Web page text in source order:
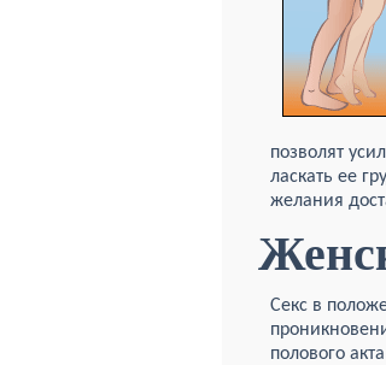
позволят
ласкать ее
желания
Секс в
полового